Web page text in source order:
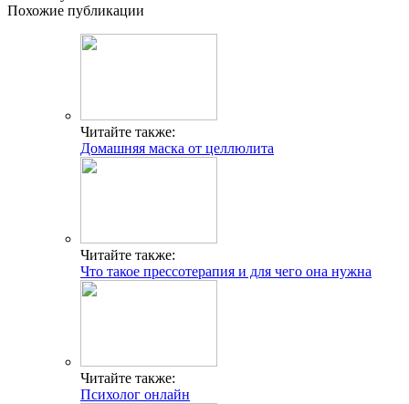
Похожие публикации
Читайте также:
Домашняя маска от целлюлита
Читайте также:
Что такое прессотерапия и для чего она нужна
Читайте также:
Психолог онлайн